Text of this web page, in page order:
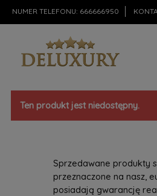
NUMER TELEFONU: 666666950
Ten produkt jest niedostępny.
Sprzedawane produkty
przeznaczone na nasz,
posiadają gwarancję